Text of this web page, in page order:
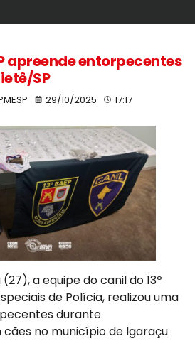
apreende entorpecentes
SP
29/10/2025 17:17
a equipe do canil do 13º
de Polícia, realizou uma
durante
no município de Igaraçu